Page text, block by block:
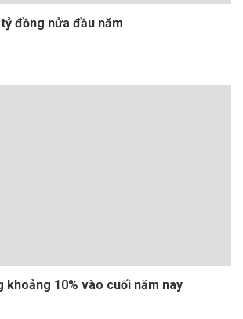
đồng nửa đầu năm
khoảng 10% vào cuối năm nay